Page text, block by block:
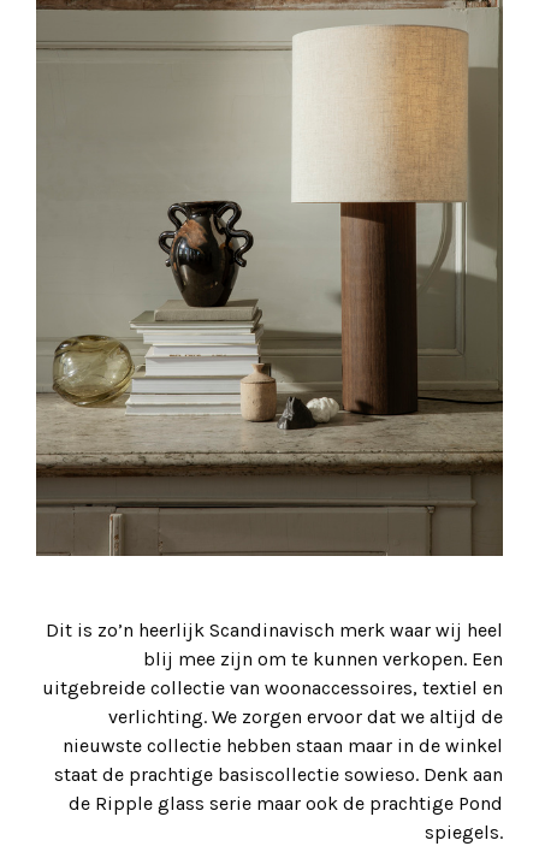
Dit is zo’n heerlijk Scandinavisch merk waar wij heel
blij mee zijn om te kunnen verkopen. Een
uitgebreide collectie van woonaccessoires, textiel en
verlichting. We zorgen ervoor dat we altijd de
nieuwste collectie hebben staan maar in de winkel
staat de prachtige basiscollectie sowieso. Denk aan
de Ripple glass serie maar ook de prachtige Pond
spiegels.